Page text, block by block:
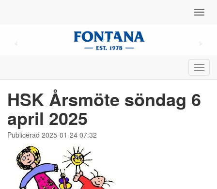
HSK Årsmöte söndag 6
april 2025
Publicerad 2025-01-24 07:32